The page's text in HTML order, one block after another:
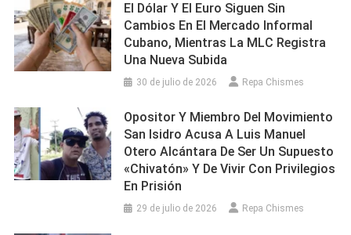
El Dólar Y El Euro Siguen Sin
Cambios En El Mercado Informal
Cubano, Mientras La MLC Registra
Una Nueva Subida
30 de julio de 2026 Repa Chismes
Opositor Y Miembro Del Movimiento
San Isidro Acusa A Luis Manuel
Otero Alcántara De Ser Un Supuesto
«chivatón» Y De Vivir Con Privilegios
En Prisión
29 de julio de 2026 Repa Chismes